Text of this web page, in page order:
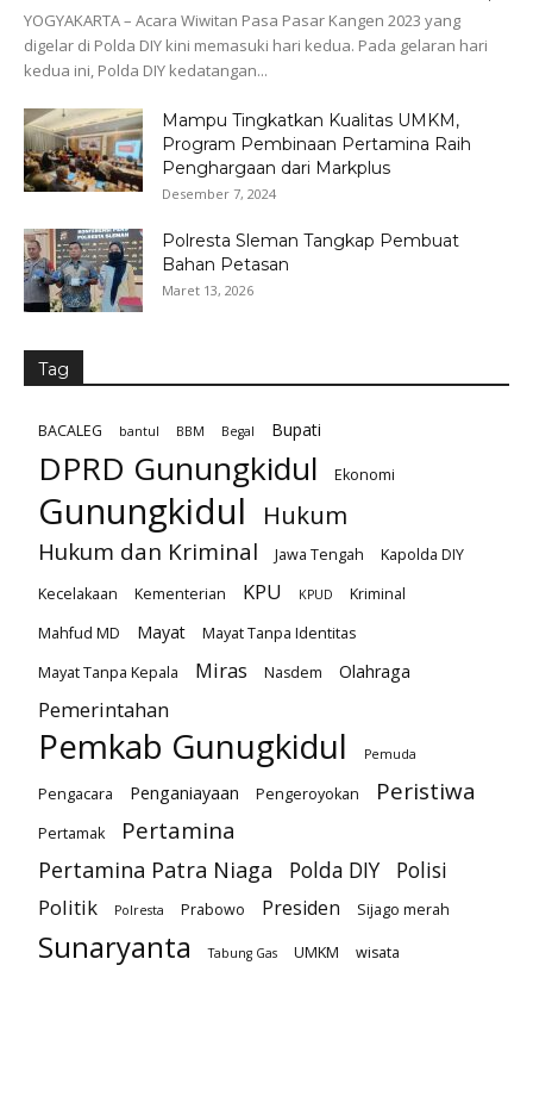
YOGYAKARTA – Acara Wiwitan Pasa Pasar Kangen 2023 yang
digelar di Polda DIY kini memasuki hari kedua. Pada gelaran hari
kedua ini, Polda DIY kedatangan...
Mampu Tingkatkan Kualitas UMKM,
Program Pembinaan Pertamina Raih
Penghargaan dari Markplus
Desember 7, 2024
Polresta Sleman Tangkap Pembuat
Bahan Petasan
Maret 13, 2026
Tag
BACALEG bantul BBM Begal Bupati
DPRD Gunungkidul Ekonomi
Gunungkidul Hukum
Hukum dan Kriminal Jawa Tengah
Kapolda DIY
Kecelakaan
Kementerian KPU KPUD
Kriminal
Mahfud MD
Mayat
Mayat Tanpa Identitas
Mayat Tanpa Kepala
Miras Nasdem Olahraga
Pemerintahan
Pemkab Gunugkidul Pemuda
Pengacara Penganiayaan Pengeroyokan Peristiwa
Pertamak Pertamina
Pertamina Patra Niaga Polda DIY
Polisi
Politik
Polresta Prabowo Presiden Sijago merah
Sunaryanta Tabung Gas UMKM wisata